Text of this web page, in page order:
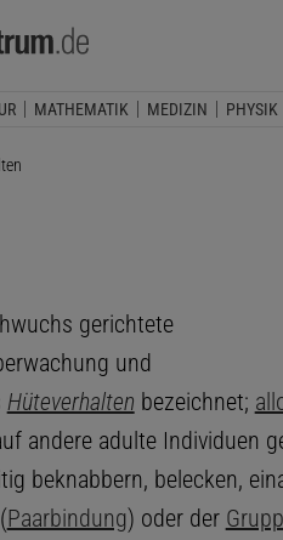
MATHEMATIK MEDIZIN PHYSIK
gerichtete
und
Hüteverhalten bezeichnet;
andere adulte Individuen
beknabbern, belecken,
Paarbindung) oder der